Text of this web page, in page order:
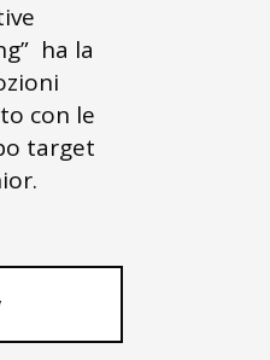
ha la
con le
target